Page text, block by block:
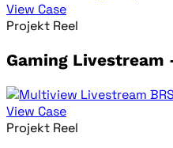
View Case
Projekt Reel
Gaming Livestream
View Case
Projekt Reel